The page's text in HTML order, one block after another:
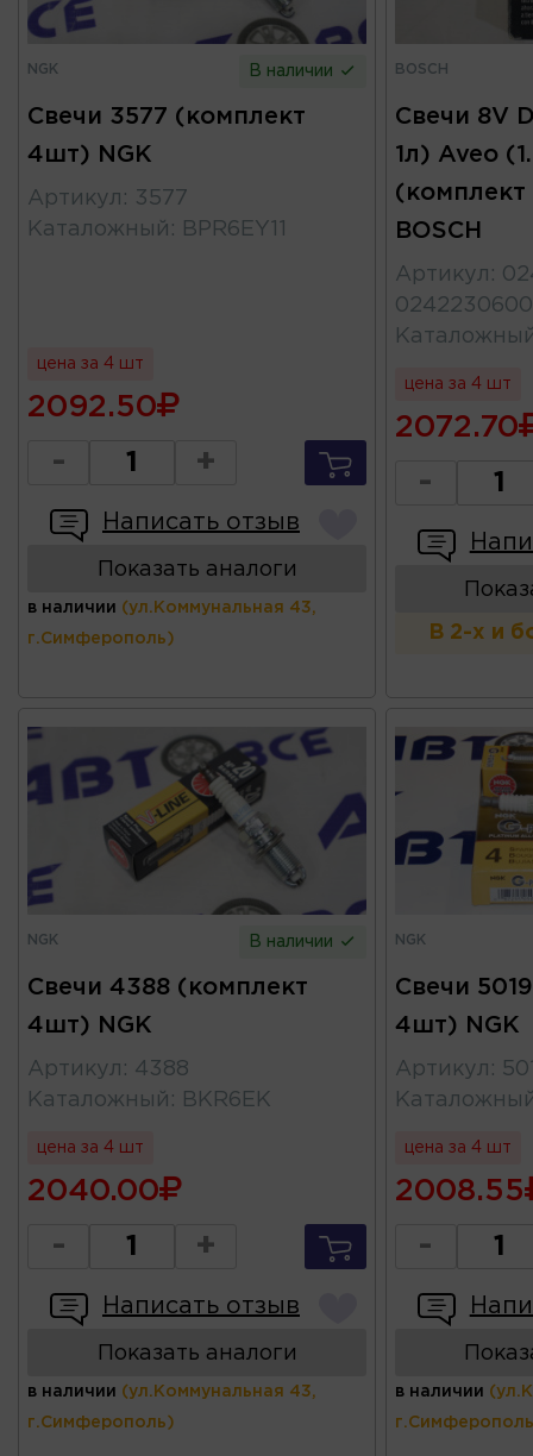
NGK В наличии
Свечи 3577 (комплект
4шт) NGK
Артикул : 3577
Каталожный : BPR6EY11
цена за 4 шт
2092.50
- +
Написать отзыв
Показать аналоги
в наличии (ул.Коммунальная 43,
г.Симферополь)
BOSCH
Свечи 8V
1л) Aveo
(комплект
BOSCH
Артикул :
0242230600
цена за 4 шт
2072.70
-
В 2-х и
NGK В наличии
Свечи 4388 (комплект
4шт) NGK
Артикул : 4388
Каталожный : BKR6EK
цена за 4 шт
2040.00
- +
Написать отзыв
Показать аналоги
в наличии (ул.Коммунальная 43,
г.Симферополь)
NGK
Свечи
4шт) NGK
Артикул :
цена за 4 шт
2008.55
-
в наличии